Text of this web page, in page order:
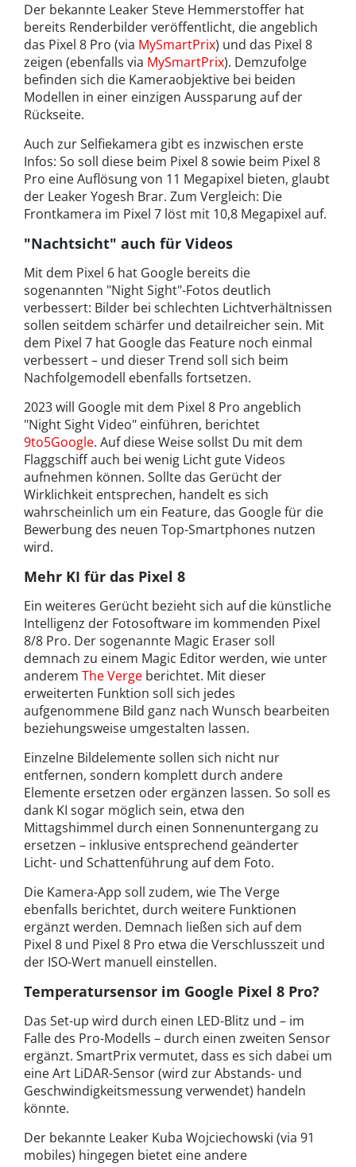
Der bekannte Leaker Steve Hemmerstoffer hat
bereits Renderbilder veröffentlicht, die angeblich
das Pixel 8 Pro (via MySmartPrix) und das Pixel 8
zeigen (ebenfalls via MySmartPrix). Demzufolge
befinden sich die Kameraobjektive bei beiden
Modellen in einer einzigen Aussparung auf der
Rückseite.
Auch zur Selfiekamera gibt es inzwischen erste
Infos: So soll diese beim Pixel 8 sowie beim Pixel 8
Pro eine Auflösung von 11 Megapixel bieten, glaubt
der Leaker Yogesh Brar. Zum Vergleich: Die
Frontkamera im Pixel 7 löst mit 10,8 Megapixel auf.
"Nachtsicht" auch für Videos
Mit dem Pixel 6 hat Google bereits die
sogenannten "Night Sight"-Fotos deutlich
verbessert: Bilder bei schlechten Lichtverhältnissen
sollen seitdem schärfer und detailreicher sein. Mit
dem Pixel 7 hat Google das Feature noch einmal
verbessert – und dieser Trend soll sich beim
Nachfolgemodell ebenfalls fortsetzen.
2023 will Google mit dem Pixel 8 Pro angeblich
"Night Sight Video" einführen, berichtet
9to5Google. Auf diese Weise sollst Du mit dem
Flaggschiff auch bei wenig Licht gute Videos
aufnehmen können. Sollte das Gerücht der
Wirklichkeit entsprechen, handelt es sich
wahrscheinlich um ein Feature, das Google für die
Bewerbung des neuen Top-Smartphones nutzen
wird.
Mehr KI für das Pixel 8
Ein weiteres Gerücht bezieht sich auf die künstliche
Intelligenz der Fotosoftware im kommenden Pixel
8/8 Pro. Der sogenannte Magic Eraser soll
demnach zu einem Magic Editor werden, wie unter
anderem The Verge berichtet. Mit dieser
erweiterten Funktion soll sich jedes
aufgenommene Bild ganz nach Wunsch bearbeiten
beziehungsweise umgestalten lassen.
Einzelne Bildelemente sollen sich nicht nur
entfernen, sondern komplett durch andere
Elemente ersetzen oder ergänzen lassen. So soll es
dank KI sogar möglich sein, etwa den
Mittagshimmel durch einen Sonnenuntergang zu
ersetzen – inklusive entsprechend geänderter
Licht- und Schattenführung auf dem Foto.
Die Kamera-App soll zudem, wie The Verge
ebenfalls berichtet, durch weitere Funktionen
ergänzt werden. Demnach ließen sich auf dem
Pixel 8 und Pixel 8 Pro etwa die Verschlusszeit und
der ISO-Wert manuell einstellen.
Temperatursensor im Google Pixel 8 Pro?
Das Set-up wird durch einen LED-Blitz und – im
Falle des Pro-Modells – durch einen zweiten Sensor
ergänzt. SmartPrix vermutet, dass es sich dabei um
eine Art LiDAR-Sensor (wird zur Abstands- und
Geschwindigkeitsmessung verwendet) handeln
könnte.
Der bekannte Leaker Kuba Wojciechowski (via 91
mobiles) hingegen bietet eine andere